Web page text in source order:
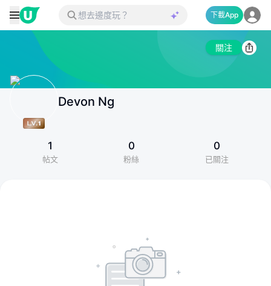
下載App
關注
Devon Ng
1
帖文
0
粉絲
0
已關注